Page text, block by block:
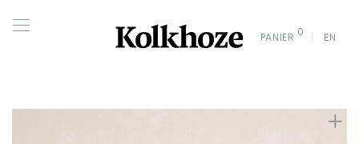
PANIER 0 EN